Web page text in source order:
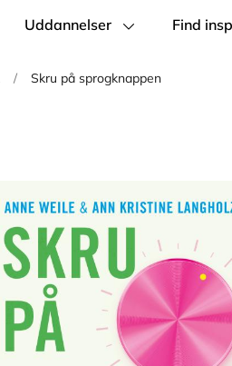
Uddannelser Find
/ Skru på sprogknappen